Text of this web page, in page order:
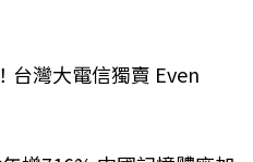
台灣大電信獨賣 Even